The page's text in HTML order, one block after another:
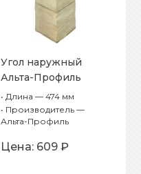
Угол наружный
Альта-Профиль
Гранит Крымский
• Длина — 474 мм
• Производитель —
Альта-Профиль
Цена: 609 ₽